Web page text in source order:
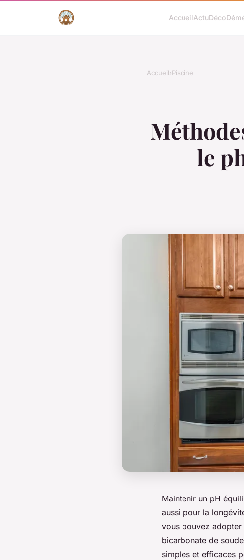
AccueilActuDéco
Accueil›Piscine
le
Maintenir un pH
aussi pour la
vous pouvez adopter
bicarbonate de
simples et efficaces